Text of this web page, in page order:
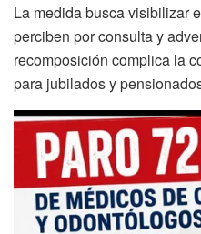
La medida busca visibilizar
perciben por consulta y
recomposición complica la
para jubilados y